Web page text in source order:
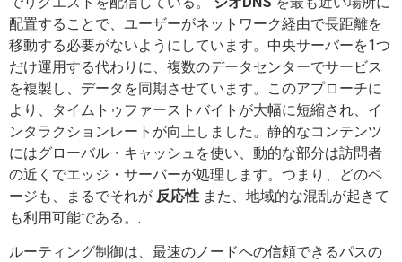
配置することで、ユーザーがネットワーク経由で長距離を
移動する必要がないようにしています。中央サーバーを1つ
だけ運用する代わりに、複数のデータセンターでサービス
を複製し、データを同期させています。このアプローチに
より、タイムトゥファーストバイトが大幅に短縮され、イ
ンタラクションレートが向上しました。静的なコンテンツ
にはグローバル・キャッシュを使い、動的な部分は訪問者
の近くでエッジ・サーバーが処理します。つまり、どのペ
ージも、まるでそれが 反応性 また、地域的な混乱が起きて
も利用可能である。.
ルーティング制御は、最速のノードへの信頼できるパスの